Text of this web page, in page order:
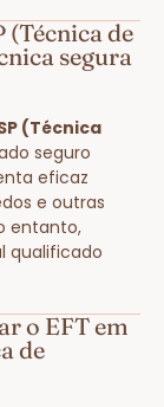
(Técnica de
segura
(Técnica
seguro
eficaz
e outras
entanto,
qualificado
o EFT em
de